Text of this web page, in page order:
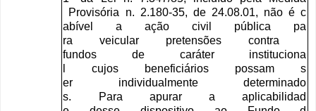
Provisória
n. 2.180-35, de24.08.01, não é c
abível
a ação civil pública
pa
ra
veicular pretensões
contra
fundos
de caráter
instituciona
cujos beneficiários possam
s
er
individualmente
determinado
s. Para apurar a
aplicabilidad